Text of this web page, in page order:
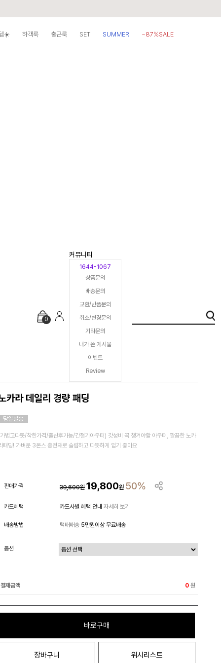
☀️ 하객룩 출근룩 SET SUMMER ~87%SALE
0
커뮤니티
1644-1067
상품문의
배송문의
교환/반품문의
취소/변경문의
기타문의
내가 쓴 게시물
이벤트
Review
카라 데일리 경량 패딩
볍고따뜻/착한가격/출산후가능/간절기아우터) 갓성비 꼭 챙겨야할 아우터, 깔끔한 노카
패딩! 가벼운 3온스 충전재로 슬림하고 따뜻하게 입기 좋아요
판매가격 39,600원 19,800원 50%
카드혜택 카드사별 혜택 안내 자세히 보기
배송방법 택배배송 5만원이상 무료배송
옵션
결제금액 0 원
바로구매
장바구니 위시리스트